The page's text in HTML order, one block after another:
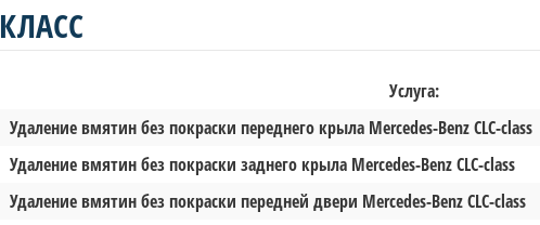
КЛАСС
Услуга:
Удаление вмятин без покраски переднего крыла Mercedes-Benz CLC-сlass
Удаление вмятин без покраски заднего крыла Mercedes-Benz CLC-сlass
Удаление вмятин без покраски передней двери Mercedes-Benz CLC-сlass